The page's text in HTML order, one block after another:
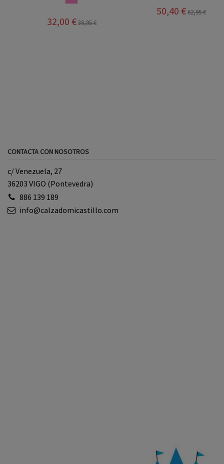
42,00 €
CONTACTA CON NOSOTROS
c/ Venezuela, 27
36203 VIGO (Pontevedra)
886 139 189
info@calzadomicastillo.com